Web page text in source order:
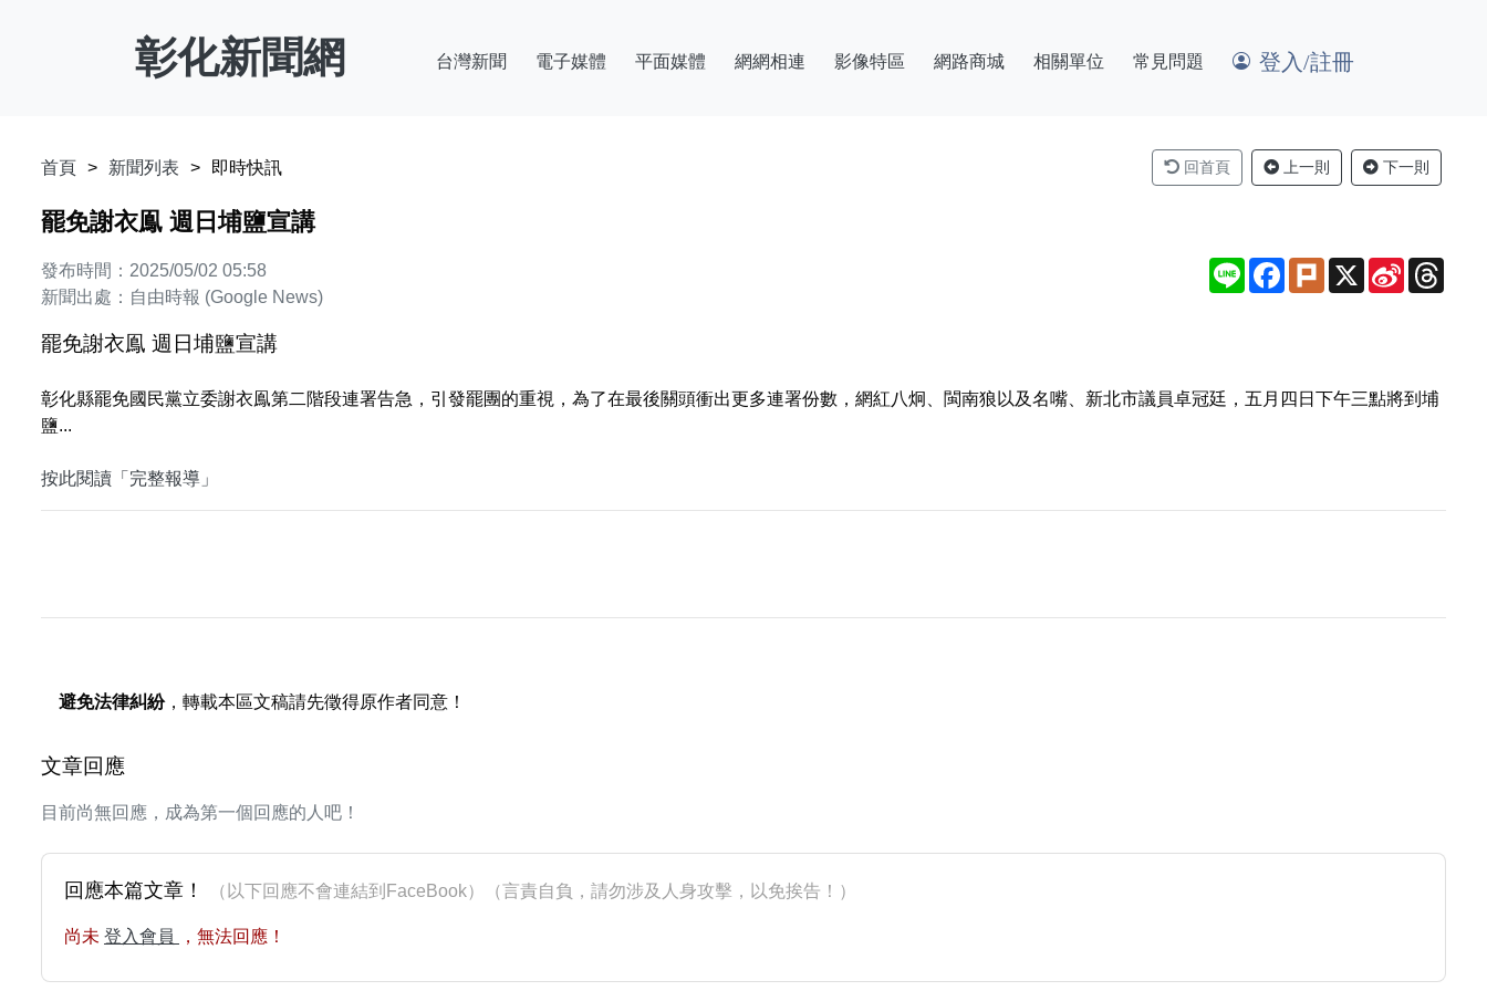
彰化新聞網 台灣新聞 電子媒體 平面媒體 網網相連 影像特區 網路商城 相關單位 常見問題 登入/註冊
首頁 新聞列表 即時快訊 回首頁 上一則 下一則
罷免謝衣鳯 週日埔鹽宣講
發布時間：2025/05/02 05:58
新聞出處：自由時報 (Google News)
Line Facebook
Plurk X
Sina
Weibo
罷免謝衣鳯 週日埔鹽宣講
彰化縣罷免國民黨立委謝衣鳯第二階段連署告急，引發罷團的重視，為了在最後關頭衝出更多連署份數，網紅八炯、閩南狼以及名嘴、新北市議員卓冠廷，五月四日下午三點將到埔
鹽...
按此閱讀「完整報導」
避免法律糾紛，轉載本區文稿請先徵得原作者同意！
文章回應
目前尚無回應，成為第一個回應的人吧！
回應本篇文章！ （以下回應不會連結到FaceBook）（言責自負，請勿涉及人身攻擊，以免挨告！）
尚未 登入會員 ，無法回應！